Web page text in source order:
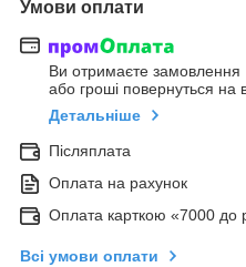
Умови оплати
Ви отримаєте замовлення
або гроші повернуться на
Детальніше
Післяплата
Оплата на рахунок
Оплата карткою «7000 до
Всі умови оплати